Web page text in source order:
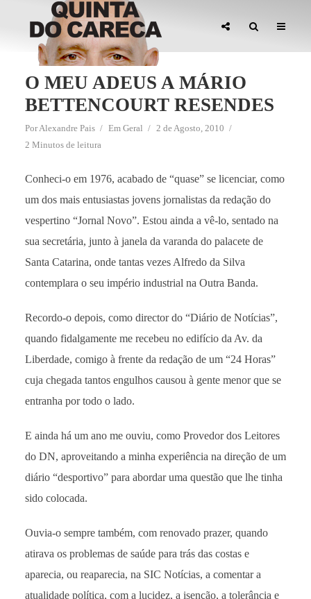
O MEU ADEUS A MÁRIO
BETTENCOURT RESENDES
PorAlexandre Pais Em Geral
2 de Agosto, 2010
2 Minutos de leitura
Conheci-o em 1976, acabado de “quase” se licenciar, como
um dos mais entusiastas jovens jornalistas da redação do
vespertino “Jornal Novo”. Estou ainda a vê-lo, sentado na
sua secretária, junto à janela da varanda do palacete de
Santa Catarina, onde tantas vezes Alfredo da Silva
contemplara o seu império industrial na Outra Banda.
Recordo-o depois, como director do “Diário de Notícias”,
quando fidalgamente me recebeu no edifício da Av. da
Liberdade, comigo à frente da redação de um “24 Horas”
cuja chegada tantos engulhos causou à gente menor que se
entranha por todo o lado.
E ainda há um ano me ouviu, como Provedor dos Leitores
do DN, aproveitando a minha experiência na direção de um
diário “desportivo” para abordar uma questão que lhe tinha
sido colocada.
Ouvia-o sempre também, com renovado prazer, quando
atirava os problemas de saúde para trás das costas e
aparecia, ou reaparecia, na SIC Notícias, a comentar a
atualidade política, com a lucidez, a isenção, a tolerância e